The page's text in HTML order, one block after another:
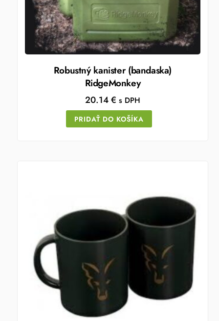
Robustný kanister (bandaska)
RidgeMonkey
20.14€ s DPH
PRIDAŤ DO KOŠÍKA